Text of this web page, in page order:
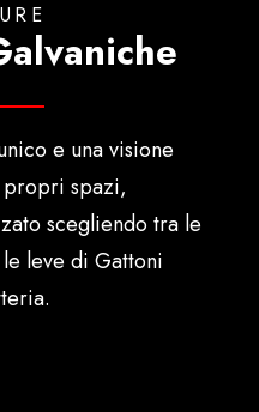
e una visione
spazi,
scegliendo tra le
leve di Gattoni